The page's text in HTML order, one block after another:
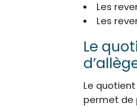
Les
Les
Le
Le
permet de